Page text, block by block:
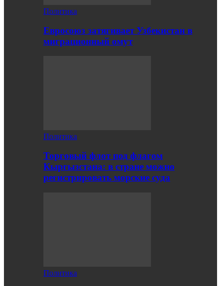
Политика
Евросоюз затягивает Узбекистан в
миграционный омут
Политика
Торговый флот под флагом
Кыргызстана: в стране можно
регистрировать морские суда
Политика